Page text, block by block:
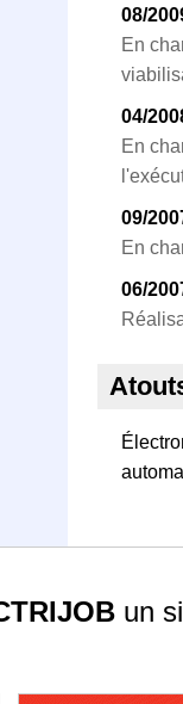
08/
En
04/
En
09/
En
06/
un